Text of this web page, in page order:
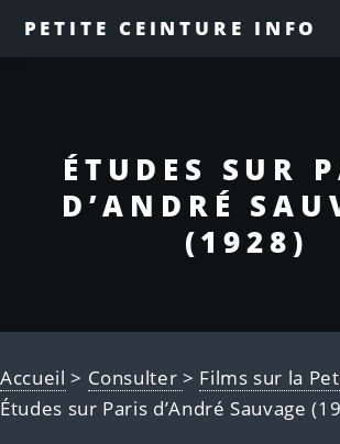
PETITE CEINTURE INFO
ÉTUDES SUR
D’ANDRÉ
(1928)
Accueil > Consulter > Films sur la
Études sur Paris d’André Sauvage